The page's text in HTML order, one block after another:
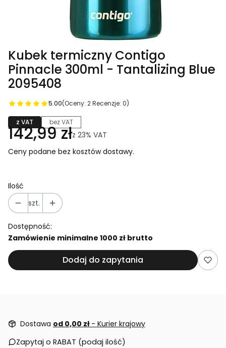
Kubek termiczny Contigo
Pinnacle 300ml - Tantalizing Blue
2095408
5.00(Oceny: 2 Recenzje: 0)
z VAT bez VAT
142,99 złz 23% VAT
Ceny podane bez kosztów dostawy.
Ilość
szt.
Dostępność:
Zamówienie minimalne 1000 zł brutto
Dodaj do zapytania
Dostawa od 0,00 zł - Kurier krajowy
Zapytaj o RABAT (podaj ilość)